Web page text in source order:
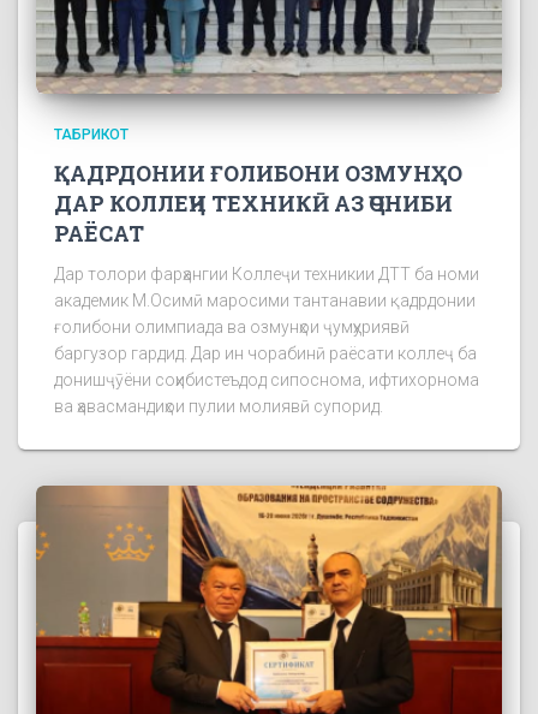
ТАБРИКОТ
ҚАДРДОНИИ ҒОЛИБОНИ ОЗМУНҲО
ДАР КОЛЛЕҶИ ТЕХНИКӢ АЗ ҶОНИБИ
РАЁСАТ
Дар толори фарҳангии Коллеҷи техникии ДТТ ба номи
академик М.Осимӣ маросими тантанавии қадрдонии
ғолибони олимпиада ва озмунҳои ҷумҳуриявӣ
баргузор гардид. Дар ин чорабинӣ раёсати коллеҷ ба
донишҷӯёни соҳибистеъдод сипоснома, ифтихорнома
ва ҳавасмандиҳои пулии молиявӣ супорид.